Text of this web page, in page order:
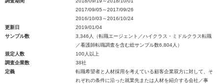
2017/09/05～2017/09/26
2016/10/03～2016/10/24
更新日
2019/01/04
サンプル数
3,346人（転職エージェント／ハイクラス・ミドルクラス転職
／看護師転職調査を含む総サンプル数6,804人）
規定人数
100人以上
調査企業数
38社
定義
転職希望者と人材採用を考えている顧客企業双方に対して、そ
れぞれの条件に沿った就業先または人材を紹介する会社／事